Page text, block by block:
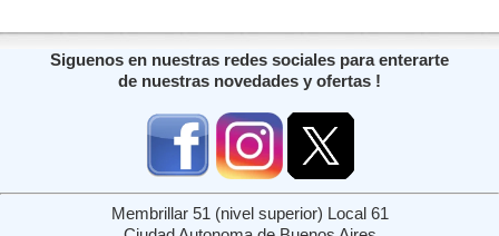
Siguenos en nuestras redes sociales para enterarte
de nuestras novedades y ofertas !
Membrillar 51 (nivel superior) Local 61